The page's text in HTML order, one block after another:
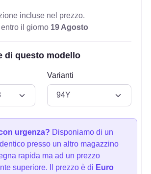
incluse nel prezzo.
il giorno 19 Agosto
di questo modello
Varianti
urgenza? Disponiamo di un
presso un altro magazzino
rapida ma ad un prezzo
superiore. Il prezzo è di Euro